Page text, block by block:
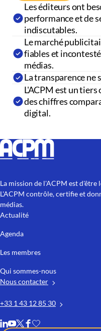
Les éditeurs ont
performance et de
indiscutables.
Le marché
fiables et
médias.
La transparence ne
L'ACPM est un
des chiffres
digital.
La mission de l'ACPM est
L'ACPM contrôle, certifie et
médias.
Actualité
Agenda
Les membres
Qui sommes-nous
Nous contacter
+33 1 43 12 85 30